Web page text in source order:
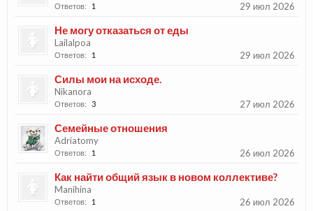
Ответов: 1 29 июл 2026
Не могу отказаться от еды
Lailalpoa
Ответов: 1 29 июл 2026
Силы мои на исходе.
Nikanora
Ответов: 3 27 июл 2026
Семейные отношения
Adriatomy
Ответов: 1 26 июл 2026
Как найти общий язык в новом коллективе?
Manihina
Ответов: 1 26 июл 2026